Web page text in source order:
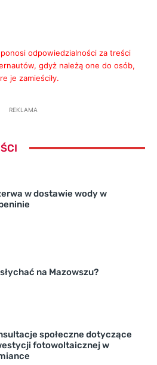
odpowiedzialności za treści
gdyż należą one do osób,
je zamieściły.
REKLAMA
w dostawie wody w
na Mazowszu?
społeczne dotyczące
fotowoltaicznej w